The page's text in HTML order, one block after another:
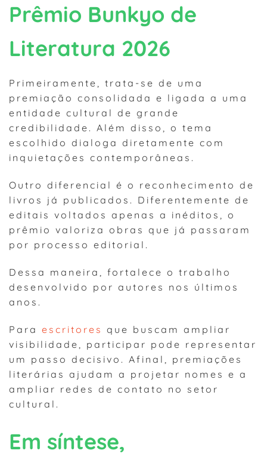
Prêmio Bunkyo de
Literatura 2026
Primeiramente, trata-se de uma
premiação consolidada e ligada a uma
entidade cultural de grande
credibilidade. Além disso, o tema
escolhido dialoga diretamente com
inquietações contemporâneas.
Outro diferencial é o reconhecimento de
livros já publicados. Diferentemente de
editais voltados apenas a inéditos, o
prêmio valoriza obras que já passaram
por processo editorial.
Dessa maneira, fortalece o trabalho
desenvolvido por autores nos últimos
anos.
Para escritores que buscam ampliar
visibilidade, participar pode representar
um passo decisivo. Afinal, premiações
literárias ajudam a projetar nomes e a
ampliar redes de contato no setor
cultural.
Em síntese,